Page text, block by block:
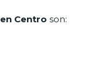
Centro son: